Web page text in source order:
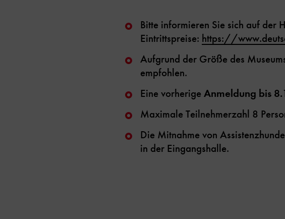
Bitte informieren Sie sich auf der
Eintrittspreise: https://
Aufgrund der Größe des
empfohlen.
Eine vorherige Anmeldung bis
Maximale Teilnehmerzahl 8
Die Mitnahme von
in der Eingangshalle.